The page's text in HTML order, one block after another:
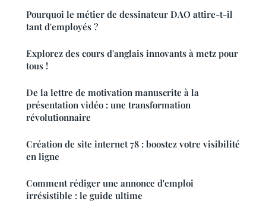
Pourquoi le métier de dessinateur DAO attire-t-il
tant d'employés ?
Explorez des cours d'anglais innovants à metz pour
tous !
De la lettre de motivation manuscrite à la
présentation vidéo : une transformation
révolutionnaire
Création de site internet 78 : boostez votre visibilité
en ligne
Comment rédiger une annonce d'emploi
irrésistible : le guide ultime